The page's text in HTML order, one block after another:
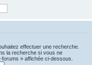
effectuer une recherche.
la recherche si vous ne
» affichée ci-dessous.